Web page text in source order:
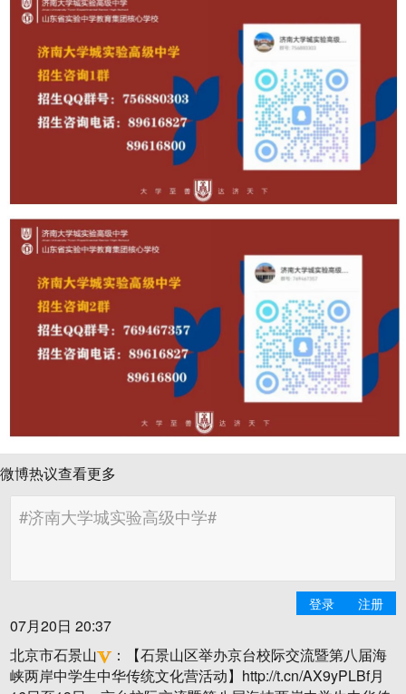
微博热议查看更多
登录 注册
07月20日 20:37
北京市石景山
：
【石景山区举办京台校际交流暨第八届海
峡两岸中学生中华传统文化营活动】http://t.cn/AX9yPLBf月